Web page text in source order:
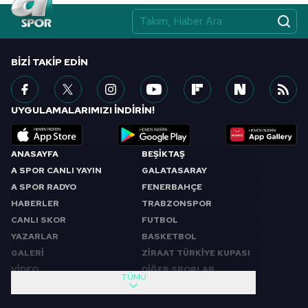
ANASAYFA
A SPOR CANLI YAYIN
A SPOR RADYO
HABERLER
CANLI SKOR
YAZARLAR
GALERİ
VİDEO
BEŞİKTAŞ
GALATASARAY
FENERBAHÇE
TRABZONSPOR
FUTBOL
BASKETBOL
ZİRAAT TÜRKİYE KUPASI
DİĞER SPORLAR
TÜMÜ
BIZI TAKIP EDIN
UYGULAMALARIMIZI İNDİRİN!